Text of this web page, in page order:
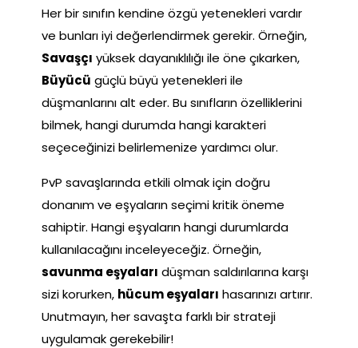
Her bir sınıfın kendine özgü yetenekleri vardır
ve bunları iyi değerlendirmek gerekir. Örneğin,
Savaşçı yüksek dayanıklılığı ile öne çıkarken,
Büyücü güçlü büyü yetenekleri ile
düşmanlarını alt eder. Bu sınıfların özelliklerini
bilmek, hangi durumda hangi karakteri
seçeceğinizi belirlemenize yardımcı olur.
PvP savaşlarında etkili olmak için doğru
donanım ve eşyaların seçimi kritik öneme
sahiptir. Hangi eşyaların hangi durumlarda
kullanılacağını inceleyeceğiz. Örneğin,
savunma eşyaları düşman saldırılarına karşı
sizi korurken, hücum eşyaları hasarınızı artırır.
Unutmayın, her savaşta farklı bir strateji
uygulamak gerekebilir!